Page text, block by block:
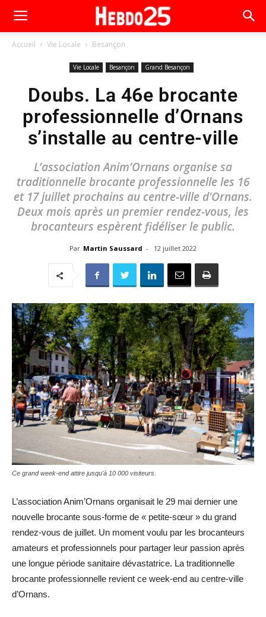
Accueil Vie Locale Besançon
Vie Locale Besançon Grand Besançon
Doubs. La 46e brocante
professionnelle d’Ornans
s’installe au centre-ville
L’association Anim’Ornans organise sa
traditionnelle brocante professionnelle les 16
et 17 juillet prochains au centre-ville d'Ornans.
Deux mois après un premier rendez-vous, les
brocanteurs espèrent fidéliser le public.
Par Martin Saussard - 12 juillet 2022
Ce grand week-end attire jusqu'à 10 000 visiteurs.
L’association Anim’Ornans organisait le 29 mai dernier une
nouvelle brocante sous-forme de « petite-sœur » du grand
rendez-vous de juillet. Un moment voulu par les brocanteurs
amateurs et professionnels pour partager leur passion après
une longue période sanitaire dévastatrice. La traditionnelle
brocante professionnelle revient ce week-end au centre-ville
d’Ornans.